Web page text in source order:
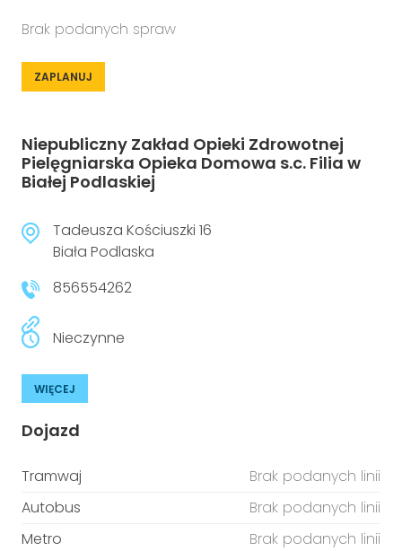
Brak podanych spraw
ZAPLANUJ
Niepubliczny Zakład Opieki Zdrowotnej
Pielęgniarska Opieka Domowa s.c. Filia w
Białej Podlaskiej
Tadeusza Kościuszki 16
Biała Podlaska
856554262
Nieczynne
WIĘCEJ
Dojazd
Tramwaj
Brak podanych linii
Autobus
Brak podanych linii
Metro
Brak podanych linii